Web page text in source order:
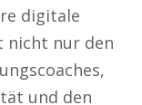
digitale
nicht nur den
und den